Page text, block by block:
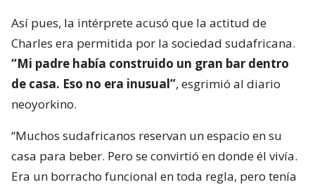
Así pues, la intérprete acusó que la actitud de
Charles era permitida por la sociedad sudafricana.
“Mi padre había construido un gran bar dentro
de casa. Eso no era inusual”, esgrimió al diario
neoyorkino.
“Muchos sudafricanos reservan un espacio en su
casa para beber. Pero se convirtió en donde él vivía.
Era un borracho funcional en toda regla, pero tenía